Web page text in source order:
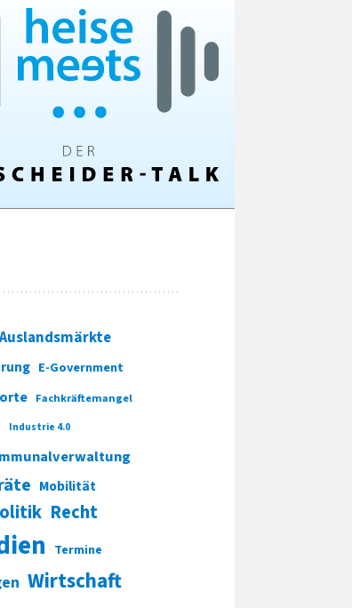
Auslandsmärkte
E-Government
Fachkräftemangel
Industrie 4.0
Mobilität
Recht
Termine
Wirtschaft